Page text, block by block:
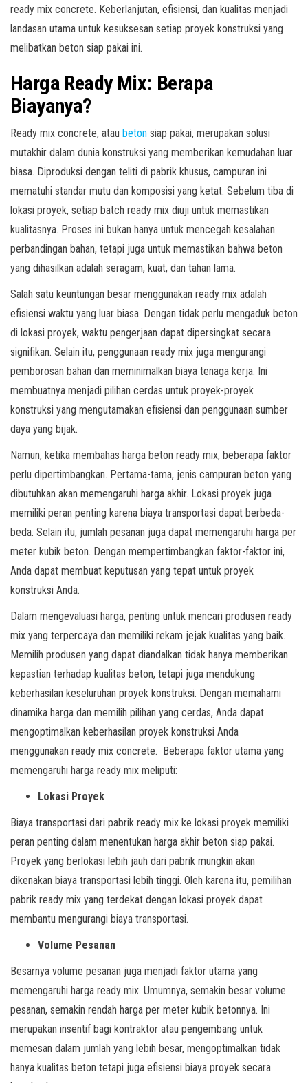
ready mix concrete. Keberlanjutan, efisiensi, dan kualitas menjadi
landasan utama untuk kesuksesan setiap proyek konstruksi yang
melibatkan beton siap pakai ini.
Harga Ready Mix: Berapa
Biayanya?
Ready mix concrete, atau beton siap pakai, merupakan solusi
mutakhir dalam dunia konstruksi yang memberikan kemudahan luar
biasa. Diproduksi dengan teliti di pabrik khusus, campuran ini
mematuhi standar mutu dan komposisi yang ketat. Sebelum tiba di
lokasi proyek, setiap batch ready mix diuji untuk memastikan
kualitasnya. Proses ini bukan hanya untuk mencegah kesalahan
perbandingan bahan, tetapi juga untuk memastikan bahwa beton
yang dihasilkan adalah seragam, kuat, dan tahan lama.
Salah satu keuntungan besar menggunakan ready mix adalah
efisiensi waktu yang luar biasa. Dengan tidak perlu mengaduk beton
di lokasi proyek, waktu pengerjaan dapat dipersingkat secara
signifikan. Selain itu, penggunaan ready mix juga mengurangi
pemborosan bahan dan meminimalkan biaya tenaga kerja. Ini
membuatnya menjadi pilihan cerdas untuk proyek-proyek
konstruksi yang mengutamakan efisiensi dan penggunaan sumber
daya yang bijak.
Namun, ketika membahas harga beton ready mix, beberapa faktor
perlu dipertimbangkan. Pertama-tama, jenis campuran beton yang
dibutuhkan akan memengaruhi harga akhir. Lokasi proyek juga
memiliki peran penting karena biaya transportasi dapat berbeda-
beda. Selain itu, jumlah pesanan juga dapat memengaruhi harga per
meter kubik beton. Dengan mempertimbangkan faktor-faktor ini,
Anda dapat membuat keputusan yang tepat untuk proyek
konstruksi Anda.
Dalam mengevaluasi harga, penting untuk mencari produsen ready
mix yang terpercaya dan memiliki rekam jejak kualitas yang baik.
Memilih produsen yang dapat diandalkan tidak hanya memberikan
kepastian terhadap kualitas beton, tetapi juga mendukung
keberhasilan keseluruhan proyek konstruksi. Dengan memahami
dinamika harga dan memilih pilihan yang cerdas, Anda dapat
mengoptimalkan keberhasilan proyek konstruksi Anda
menggunakan ready mix concrete. Beberapa faktor utama yang
memengaruhi harga ready mix meliputi:
Lokasi Proyek
Biaya transportasi dari pabrik ready mix ke lokasi proyek memiliki
peran penting dalam menentukan harga akhir beton siap pakai.
Proyek yang berlokasi lebih jauh dari pabrik mungkin akan
dikenakan biaya transportasi lebih tinggi. Oleh karena itu, pemilihan
pabrik ready mix yang terdekat dengan lokasi proyek dapat
membantu mengurangi biaya transportasi.
Volume Pesanan
Besarnya volume pesanan juga menjadi faktor utama yang
memengaruhi harga ready mix. Umumnya, semakin besar volume
pesanan, semakin rendah harga per meter kubik betonnya. Ini
merupakan insentif bagi kontraktor atau pengembang untuk
memesan dalam jumlah yang lebih besar, mengoptimalkan tidak
hanya kualitas beton tetapi juga efisiensi biaya proyek secara